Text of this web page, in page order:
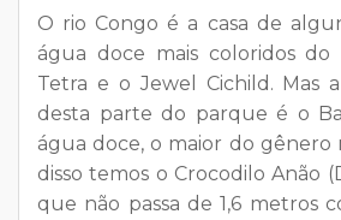
O rio Congo é a casa de
água doce mais coloridos
Tetra e o Jewel Cichild. Mas
desta parte do parque é o
água doce, o maior do gênero
disso temos o Crocodilo Anão
que não passa de 1,6 metros